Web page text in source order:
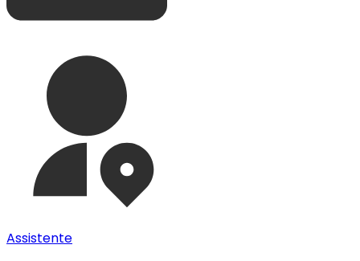
Assistente